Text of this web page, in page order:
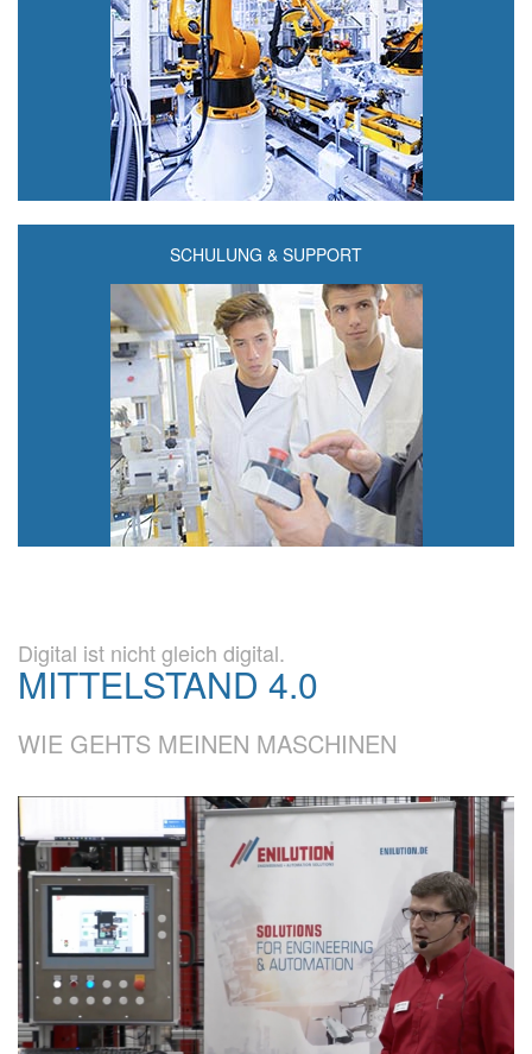
SCHULUNG & SUPPORT
Digital ist nicht gleich digital.
MITTELSTAND 4.0
WIE GEHTS MEINEN MASCHINEN